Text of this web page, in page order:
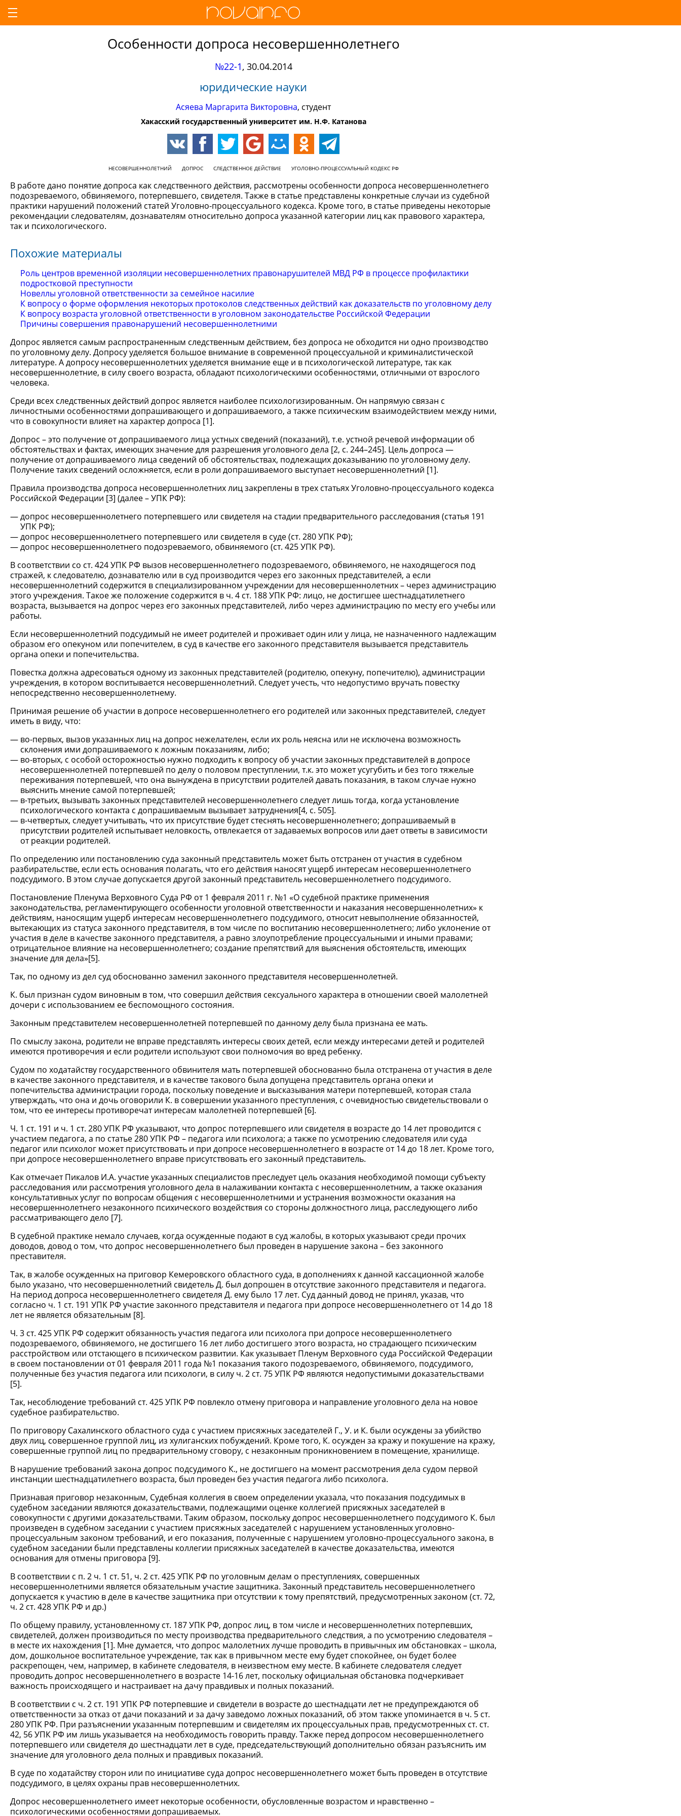
Особенности допроса несовершеннолетнего
№22-1, 30.04.2014
юридические науки
Асяева Маргарита Викторовна, cтудент
Хакасский государственный университет им. Н.Ф. Катанова
НЕСОВЕРШЕННОЛЕТНИЙ ДОПРОС СЛЕДСТВЕННОЕ ДЕЙСТВИЕ УГОЛОВНО-ПРОЦЕССУАЛЬНЫЙ КОДЕКС РФ
В работе дано понятие допроса как следственного действия, рассмотрены особенности допроса несовершеннолетнего
подозреваемого, обвиняемого, потерпевшего, свидетеля. Также в статье представлены конкретные случаи из судебной
практики нарушений положений статей Уголовно-процессуального кодекса. Кроме того, в статье приведены некоторые
рекомендации следователям, дознавателям относительно допроса указанной категории лиц как правового характера,
так и психологического.
Похожие материалы
Роль центров временной изоляции несовершеннолетних правонарушителей МВД РФ в процессе профилактики
подростковой преступности
Новеллы уголовной ответственности за семейное насилие
К вопросу о форме оформления некоторых протоколов следственных действий как доказательств по уголовному делу
К вопросу возраста уголовной ответственности в уголовном законодательстве Российской Федерации
Причины совершения правонарушений несовершеннолетними
Допрос является самым распространенным следственным действием, без допроса не обходится ни одно производство
по уголовному делу. Допросу уделяется большое внимание в современной процессуальной и криминалистической
литературе. А допросу несовершеннолетних уделяется внимание еще и в психологической литературе, так как
несовершеннолетние, в силу своего возраста, обладают психологическими особенностями, отличными от взрослого
человека.
Среди всех следственных действий допрос является наиболее психологизированным. Он напрямую связан с
личностными особенностями допрашивающего и допрашиваемого, а также психическим взаимодействием между ними,
что в совокупности влияет на характер допроса [1].
Допрос – это получение от допрашиваемого лица устных сведений (показаний), т.е. устной речевой информации об
обстоятельствах и фактах, имеющих значение для разрешения уголовного дела [2, с. 244–245]. Цель допроса —
получение от допрашиваемого лица сведений об обстоятельствах, подлежащих доказыванию по уголовному делу.
Получение таких сведений осложняется, если в роли допрашиваемого выступает несовершеннолетний [1].
Правила производства допроса несовершеннолетних лиц закреплены в трех статьях Уголовно-процессуального кодекса
Российской Федерации [3] (далее – УПК РФ):
допрос несовершеннолетнего потерпевшего или свидетеля на стадии предварительного расследования (статья 191
УПК РФ);
допрос несовершеннолетнего потерпевшего или свидетеля в суде (ст. 280 УПК РФ);
допрос несовершеннолетнего подозреваемого, обвиняемого (ст. 425 УПК РФ).
В соответствии со ст. 424 УПК РФ вызов несовершеннолетнего подозреваемого, обвиняемого, не находящегося под
стражей, к следователю, дознавателю или в суд производится через его законных представителей, а если
несовершеннолетний содержится в специализированном учреждении для несовершеннолетних – через администрацию
этого учреждения. Такое же положение содержится в ч. 4 ст. 188 УПК РФ: лицо, не достигшее шестнадцатилетнего
возраста, вызывается на допрос через его законных представителей, либо через администрацию по месту его учебы или
работы.
Если несовершеннолетний подсудимый не имеет родителей и проживает один или у лица, не назначенного надлежащим
образом его опекуном или попечителем, в суд в качестве его законного представителя вызывается представитель
органа опеки и попечительства.
Повестка должна адресоваться одному из законных представителей (родителю, опекуну, попечителю), администрации
учреждения, в котором воспитывается несовершеннолетний. Следует учесть, что недопустимо вручать повестку
непосредственно несовершеннолетнему.
Принимая решение об участии в допросе несовершеннолетнего его родителей или законных представителей, следует
иметь в виду, что:
во-первых, вызов указанных лиц на допрос нежелателен, если их роль неясна или не исключена возможность
склонения ими допрашиваемого к ложным показаниям, либо;
во-вторых, с особой осторожностью нужно подходить к вопросу об участии законных представителей в допросе
несовершеннолетней потерпевшей по делу о половом преступлении, т.к. это может усугубить и без того тяжелые
переживания потерпевшей, что она вынуждена в присутствии родителей давать показания, в таком случае нужно
выяснить мнение самой потерпевшей;
в-третьих, вызывать законных представителей несовершеннолетнего следует лишь тогда, когда установление
психологического контакта с допрашиваемым вызывает затруднения[4, с. 505].
в-четвертых, следует учитывать, что их присутствие будет стеснять несовершеннолетнего; допрашиваемый в
присутствии родителей испытывает неловкость, отвлекается от задаваемых вопросов или дает ответы в зависимости
от реакции родителей.
По определению или постановлению суда законный представитель может быть отстранен от участия в судебном
разбирательстве, если есть основания полагать, что его действия наносят ущерб интересам несовершеннолетнего
подсудимого. В этом случае допускается другой законный представитель несовершеннолетнего подсудимого.
Постановление Пленума Верховного Суда РФ от 1 февраля 2011 г. №1 «О судебной практике применения
законодательства, регламентирующего особенности уголовной ответственности и наказания несовершеннолетних» к
действиям, наносящим ущерб интересам несовершеннолетнего подсудимого, относит невыполнение обязанностей,
вытекающих из статуса законного представителя, в том числе по воспитанию несовершеннолетнего; либо уклонение от
участия в деле в качестве законного представителя, а равно злоупотребление процессуальными и иными правами;
отрицательное влияние на несовершеннолетнего; создание препятствий для выяснения обстоятельств, имеющих
значение для дела»[5].
Так, по одному из дел суд обоснованно заменил законного представителя несовершеннолетней.
К. был признан судом виновным в том, что совершил действия сексуального характера в отношении своей малолетней
дочери с использованием ее беспомощного состояния.
Законным представителем несовершеннолетней потерпевшей по данному делу была признана ее мать.
По смыслу закона, родители не вправе представлять интересы своих детей, если между интересами детей и родителей
имеются противоречия и если родители используют свои полномочия во вред ребенку.
Судом по ходатайству государственного обвинителя мать потерпевшей обоснованно была отстранена от участия в деле
в качестве законного представителя, и в качестве такового была допущена представитель органа опеки и
попечительства администрации города, поскольку поведение и высказывания матери потерпевшей, которая стала
утверждать, что она и дочь оговорили К. в совершении указанного преступления, с очевидностью свидетельствовали о
том, что ее интересы противоречат интересам малолетней потерпевшей [6].
Ч. 1 ст. 191 и ч. 1 ст. 280 УПК РФ указывают, что допрос потерпевшего или свидетеля в возрасте до 14 лет проводится с
участием педагога, а по статье 280 УПК РФ – педагога или психолога; а также по усмотрению следователя или суда
педагог или психолог может присутствовать и при допросе несовершеннолетнего в возрасте от 14 до 18 лет. Кроме того,
при допросе несовершеннолетнего вправе присутствовать его законный представитель.
Как отмечает Пикалов И.А. участие указанных специалистов преследует цель оказания необходимой помощи субъекту
расследования или рассмотрения уголовного дела в налаживании контакта с несовершеннолетним, а также оказания
консультативных услуг по вопросам общения с несовершеннолетними и устранения возможности оказания на
несовершеннолетнего незаконного психического воздействия со стороны должностного лица, расследующего либо
рассматривающего дело [7].
В судебной практике немало случаев, когда осужденные подают в суд жалобы, в которых указывают среди прочих
доводов, довод о том, что допрос несовершеннолетнего был проведен в нарушение закона – без законного
преставителя.
Так, в жалобе осужденных на приговор Кемеровского областного суда, в дополнениях к данной кассационной жалобе
было указано, что несовершеннолетний свидетель Д. был допрошен в отсутствие законного представителя и педагога.
На период допроса несовершеннолетнего свидетеля Д. ему было 17 лет. Суд данный довод не принял, указав, что
согласно ч. 1 ст. 191 УПК РФ участие законного представителя и педагога при допросе несовершеннолетнего от 14 до 18
лет не является обязательным [8].
Ч. 3 ст. 425 УПК РФ содержит обязанность участия педагога или психолога при допросе несовершеннолетнего
подозреваемого, обвиняемого, не достигшего 16 лет либо достигшего этого возраста, но страдающего психическим
расстройством или отстающего в психическом развитии. Как указывает Пленум Верховного суда Российской Федерации
в своем постановлении от 01 февраля 2011 года №1 показания такого подозреваемого, обвиняемого, подсудимого,
полученные без участия педагога или психологи, в силу ч. 2 ст. 75 УПК РФ являются недопустимыми доказательствами
[5].
Так, несоблюдение требований ст. 425 УПК РФ повлекло отмену приговора и направление уголовного дела на новое
судебное разбирательство.
По приговору Сахалинского областного суда с участием присяжных заседателей Г., У. и К. были осуждены за убийство
двух лиц, совершенное группой лиц, из хулиганских побуждений. Кроме того, К. осужден за кражу и покушение на кражу,
совершенные группой лиц по предварительному сговору, с незаконным проникновением в помещение, хранилище.
В нарушение требований закона допрос подсудимого К., не достигшего на момент рассмотрения дела судом первой
инстанции шестнадцатилетнего возраста, был проведен без участия педагога либо психолога.
Признавая приговор незаконным, Судебная коллегия в своем определении указала, что показания подсудимых в
судебном заседании являются доказательствами, подлежащими оценке коллегией присяжных заседателей в
совокупности с другими доказательствами. Таким образом, поскольку допрос несовершеннолетнего подсудимого К. был
произведен в судебном заседании с участием присяжных заседателей с нарушением установленных уголовно-
процессуальным законом требований, и его показания, полученные с нарушением уголовно-процессуального закона, в
судебном заседании были представлены коллегии присяжных заседателей в качестве доказательства, имеются
основания для отмены приговора [9].
В соответствии с п. 2 ч. 1 ст. 51, ч. 2 ст. 425 УПК РФ по уголовным делам о преступлениях, совершенных
несовершеннолетними является обязательным участие защитника. Законный представитель несовершеннолетнего
допускается к участию в деле в качестве защитника при отсутствии к тому препятствий, предусмотренных законом (ст. 72,
ч. 2 ст. 428 УПК РФ и др.)
По общему правилу, установленному ст. 187 УПК РФ, допрос лиц, в том числе и несовершеннолетних потерпевших,
свидетелей, должен производиться по месту производства предварительного следствия, а по усмотрению следователя –
в месте их нахождения [1]. Мне думается, что допрос малолетних лучше проводить в привычных им обстановках – школа,
дом, дошкольное воспитательное учреждение, так как в привычном месте ему будет спокойнее, он будет более
раскрепощен, чем, например, в кабинете следователя, в неизвестном ему месте. В кабинете следователя следует
проводить допрос несовершеннолетнего в возрасте 14-16 лет, поскольку официальная обстановка подчеркивает
важность происходящего и настраивает на дачу правдивых и полных показаний.
В соответствии с ч. 2 ст. 191 УПК РФ потерпевшие и свидетели в возрасте до шестнадцати лет не предупреждаются об
ответственности за отказ от дачи показаний и за дачу заведомо ложных показаний, об этом также упоминается в ч. 5 ст.
280 УПК РФ. При разъяснении указанным потерпевшим и свидетелям их процессуальных прав, предусмотренных ст. ст.
42, 56 УПК РФ им лишь указывается на необходимость говорить правду. Также перед допросом несовершеннолетнего
потерпевшего или свидетеля до шестнадцати лет в суде, председательствующий дополнительно обязан разъяснить им
значение для уголовного дела полных и правдивых показаний.
В суде по ходатайству сторон или по инициативе суда допрос несовершеннолетнего может быть проведен в отсутствие
подсудимого, в целях охраны прав несовершеннолетних.
Допрос несовершеннолетнего имеет некоторые особенности, обусловленные возрастом и нравственно –
психологическими особенностями допрашиваемых.